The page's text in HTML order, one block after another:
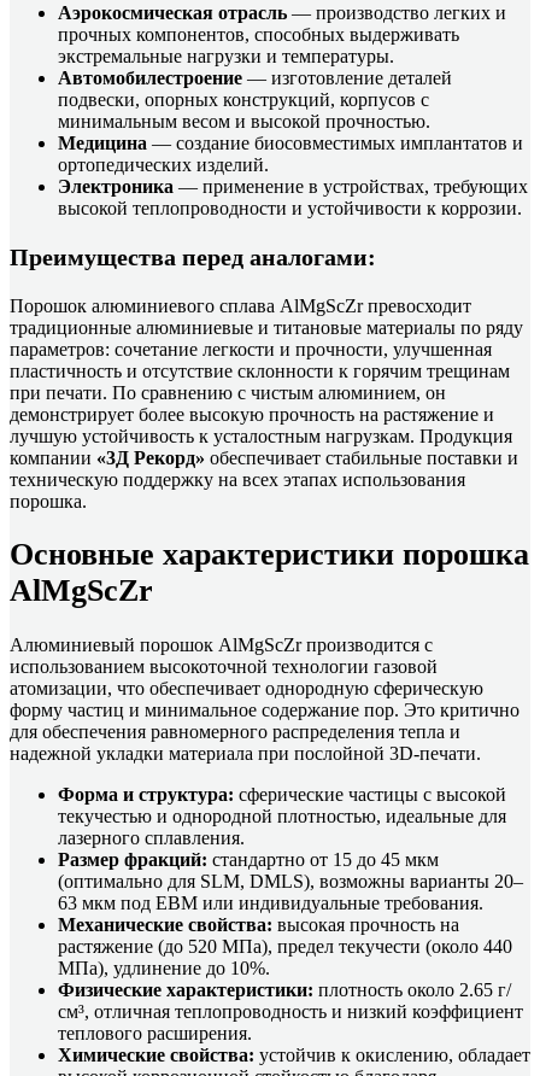
Аэрокосмическая отрасль — производство легких и
прочных компонентов, способных выдерживать
экстремальные нагрузки и температуры.
Автомобилестроение — изготовление деталей
подвески, опорных конструкций, корпусов с
минимальным весом и высокой прочностью.
Медицина — создание биосовместимых имплантатов и
ортопедических изделий.
Электроника — применение в устройствах, требующих
высокой теплопроводности и устойчивости к коррозии.
Преимущества перед аналогами:
Порошок алюминиевого сплава AlMgScZr превосходит
традиционные алюминиевые и титановые материалы по ряду
параметров: сочетание легкости и прочности, улучшенная
пластичность и отсутствие склонности к горячим трещинам
при печати. По сравнению с чистым алюминием, он
демонстрирует более высокую прочность на растяжение и
лучшую устойчивость к усталостным нагрузкам. Продукция
компании «3Д Рекорд» обеспечивает стабильные поставки и
техническую поддержку на всех этапах использования
порошка.
Основные характеристики порошка
AlMgScZr
Алюминиевый порошок AlMgScZr производится с
использованием высокоточной технологии газовой
атомизации, что обеспечивает однородную сферическую
форму частиц и минимальное содержание пор. Это критично
для обеспечения равномерного распределения тепла и
надежной укладки материала при послойной 3D-печати.
Форма и структура: сферические частицы с высокой
текучестью и однородной плотностью, идеальные для
лазерного сплавления.
Размер фракций: стандартно от 15 до 45 мкм
(оптимально для SLM, DMLS), возможны варианты 20–
63 мкм под EBM или индивидуальные требования.
Механические свойства: высокая прочность на
растяжение (до 520 МПа), предел текучести (около 440
МПа), удлинение до 10%.
Физические характеристики: плотность около 2.65 г/
см³, отличная теплопроводность и низкий коэффициент
теплового расширения.
Химические свойства: устойчив к окислению, обладает